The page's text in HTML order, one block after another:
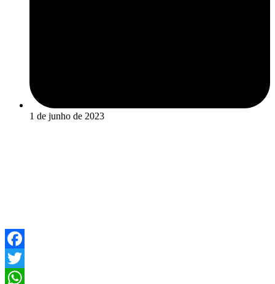
1 de junho de 2023
Facebook
Twitter